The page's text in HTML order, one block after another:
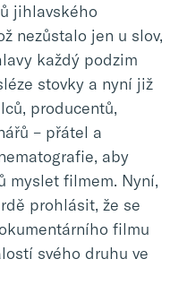
jihlavského
nezůstalo jen u slov,
každý podzim
stovky a nyní již
producentů,
– přátel a
aby
myslet filmem. Nyní,
prohlásit, že se
filmu
svého druhu ve